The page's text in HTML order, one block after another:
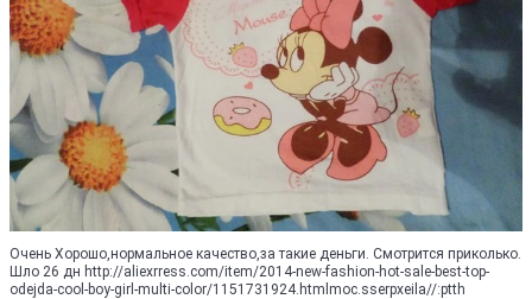
Очень Хорошо,нормальное качество,за такие деньги. Смотрится приколько.
Шло 26 дн http://aliexrress.com/item/2014-new-fashion-hot-sale-best-top-
odejda-cool-boy-girl-multi-color/1151731924.html‮http://aliexpress.com